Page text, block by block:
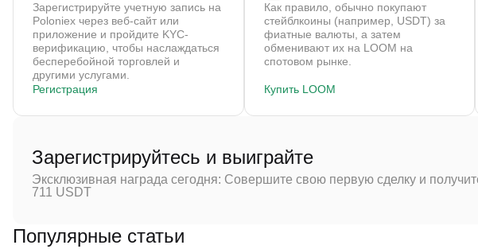
Зарегистрируйте учетную запись на
Poloniex через веб-сайт или
приложение и пройдите KYC-
верификацию, чтобы наслаждаться
бесперебойной торговлей и
другими услугами.
Регистрация
Как правило, обычно покупают
стейблкоины (например, USDT) за
фиатные валюты, а затем
обменивают их на LOOM на
спотовом рынке.
Купить LOOM
Зарегистрируйтесь и выиграйте
Эксклюзивная награда сегодня: Совершите свою первую сделку и
711 USDT
Популярные статьи